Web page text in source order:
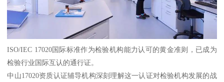
ISO/IEC 17020国际标准作为检验机构能力认可的黄金准则，已成为
检验行业国际互认的通行证。
中山17020资质认证辅导机构深刻理解这一认证对检验机构发展的战